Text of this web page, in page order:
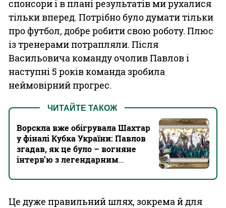
спонсори і в плані результатів ми рухалися
тільки вперед. Потрібно було думати тільки
про футбол, добре робити свою роботу. Плюс
із тренерами потрапляли. Після
Васильовича команду очолив Павлов і
наступні 5 років команда зробила
неймовірний прогрес.
ЧИТАЙТЕ ТАКОЖ
Ворскла вже обігрувала Шахтар
у фіналі Кубка України: Павлов
згадав, як це було – вогняне
інтерв’ю з легендарним
Це дуже правильний шлях, зокрема й для